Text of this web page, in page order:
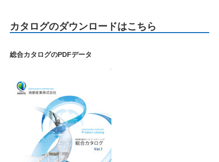
カタログのダウンロードはこちら
総合カタログのPDFデータ